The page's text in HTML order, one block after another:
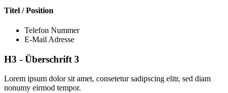
Titel / Position
Telefon Nummer
E-Mail Adresse
H3 - Überschrift 3
Lorem ipsum dolor sit amet, consetetur sadipscing elitr, sed diam
nonumy eirmod tempor.